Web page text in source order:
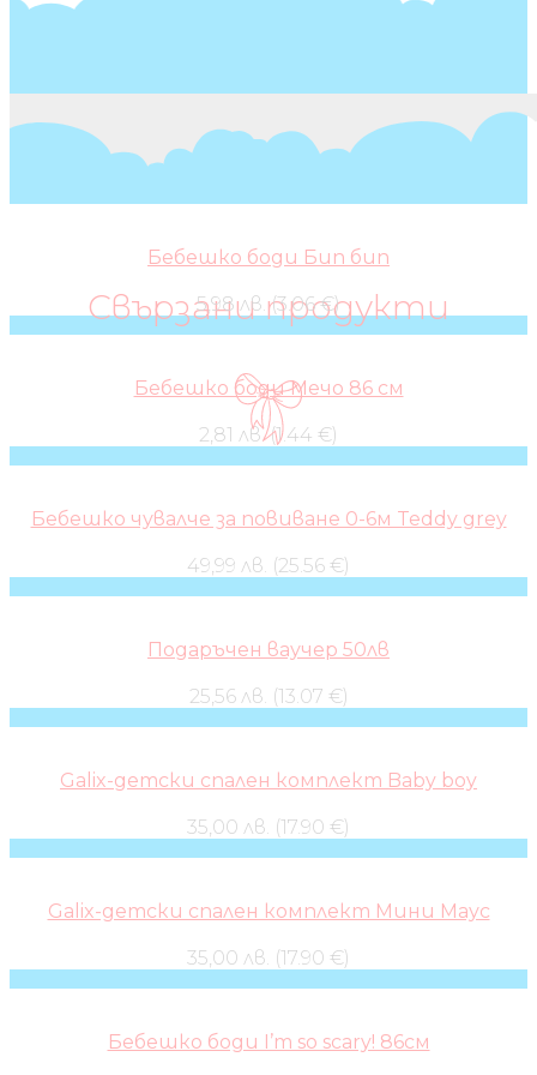
Свързани продукти
Бебешко боди Бип бип
5,98 лв. (3.06 €)
Бебешко боди Мечо 86 см
2,81 лв. (1.44 €)
Бебешко чувалче за повиване 0-6м Teddy grey
49,99 лв. (25.56 €)
Подаръчен ваучер 50лв
25,56 лв. (13.07 €)
Galix-детски спален комплект Baby boy
35,00 лв. (17.90 €)
Galix-детски спален комплект Мини Маус
35,00 лв. (17.90 €)
Бебешко боди I’m so scary! 86см